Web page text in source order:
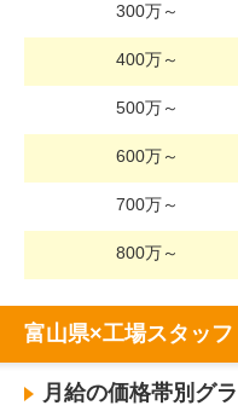
300万～
400万～
500万～
600万～
700万～
800万～
富山県×工場スタッ
月給の価格帯別グ